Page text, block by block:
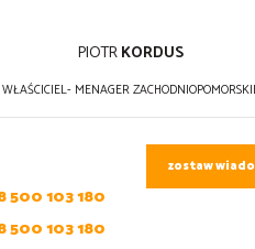
PIOTRKORDUS
WŁAŚCICIEL- MENAGER
500 103 180
500 103 180
zostaw